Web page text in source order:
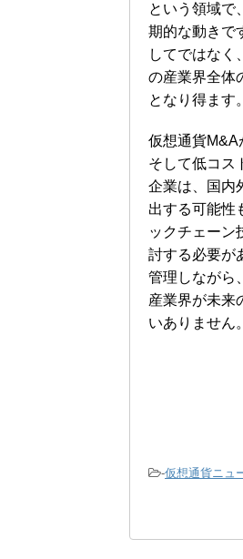
という領域で
期的な動きで
してではなく
の産業界全体
となり得ます。
仮想通貨M&A
そして低コス
企業は、国内
出する可能性
ックチェーン
討する必要が
管理しながら
産業界が未来
いありません。
-仮想通貨ニュ